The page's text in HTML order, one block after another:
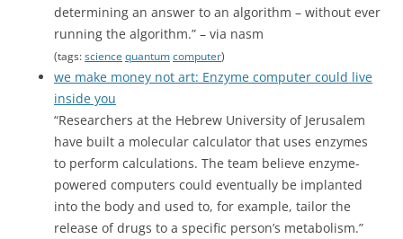
determining an answer to an algorithm – without ever
running the algorithm.” – via nasm
(tags: science quantum computer)
we make money not art: Enzyme computer could live
inside you
“Researchers at the Hebrew University of Jerusalem
have built a molecular calculator that uses enzymes
to perform calculations. The team believe enzyme-
powered computers could eventually be implanted
into the body and used to, for example, tailor the
release of drugs to a specific person’s metabolism.”